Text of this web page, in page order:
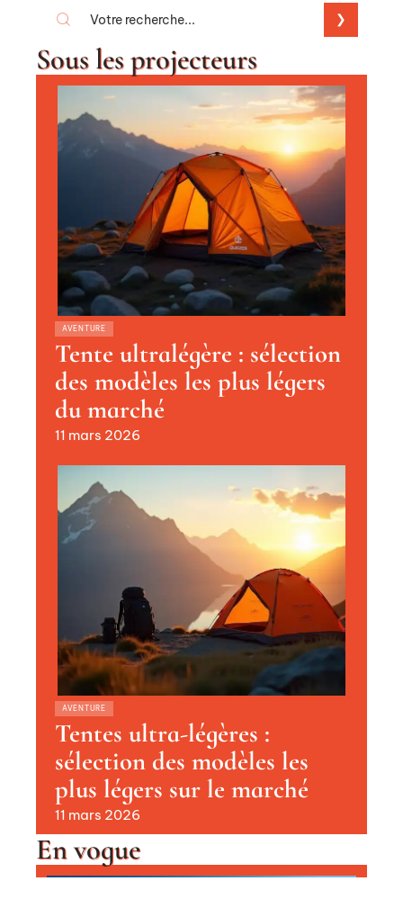
Sous les projecteurs
AVENTURE
Tente ultralégère : sélection
des modèles les plus légers
du marché
11 mars 2026
AVENTURE
Tentes ultra-légères :
sélection des modèles les
plus légers sur le marché
11 mars 2026
En vogue